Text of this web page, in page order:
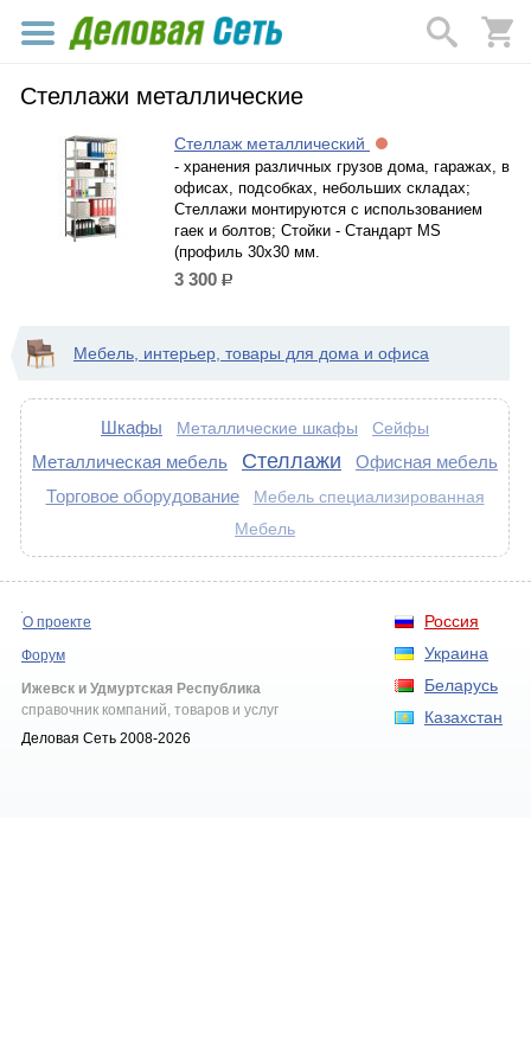
Стеллажи металлические
Стеллаж металлический
- хранения различных грузов дома, гаражах, в
офисах, подсобках, небольших складах;
Стеллажи монтируются с использованием
гаек и болтов; Стойки - Стандарт MS
(профиль 30x30 мм.
3 300 р.
Мебель, интерьер, товары для дома и офиса
Шкафы Металлические шкафы Сейфы
Металлическая мебель Стеллажи
Офисная мебель
Торговое оборудование
Мебель специализированная
Мебель
Россия
Украина
Беларусь
Казахстан
О проекте
Форум
Ижевск и Удмуртская Республика
справочник компаний, товаров и услуг
Деловая Сеть 2008-2026